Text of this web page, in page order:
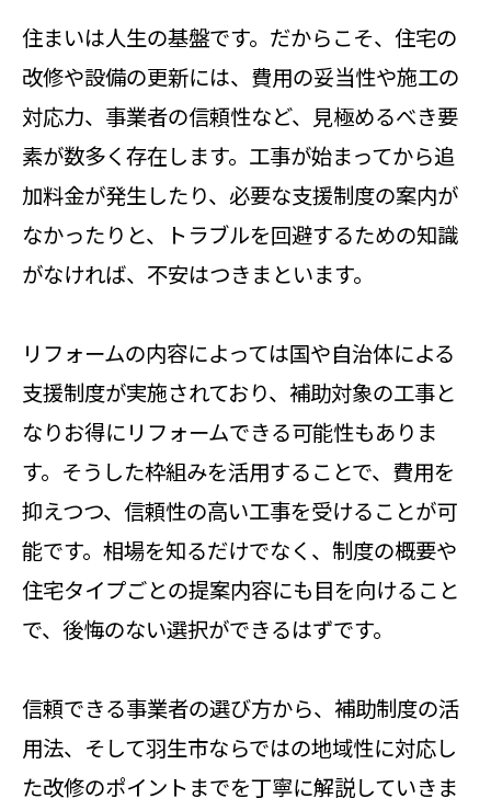
住まいは人生の基盤です。だからこそ、住宅の
改修や設備の更新には、費用の妥当性や施工の
対応力、事業者の信頼性など、見極めるべき要
素が数多く存在します。工事が始まってから追
加料金が発生したり、必要な支援制度の案内が
なかったりと、トラブルを回避するための知識
がなければ、不安はつきまといます。
リフォームの内容によっては国や自治体による
支援制度が実施されており、補助対象の工事と
なりお得にリフォームできる可能性もありま
す。そうした枠組みを活用することで、費用を
抑えつつ、信頼性の高い工事を受けることが可
能です。相場を知るだけでなく、制度の概要や
住宅タイプごとの提案内容にも目を向けること
で、後悔のない選択ができるはずです。
信頼できる事業者の選び方から、補助制度の活
用法、そして羽生市ならではの地域性に対応し
た改修のポイントまでを丁寧に解説していきま